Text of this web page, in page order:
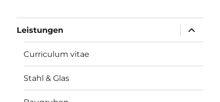
Leistungen
öffnen
Curriculum vitae
Stahl & Glas